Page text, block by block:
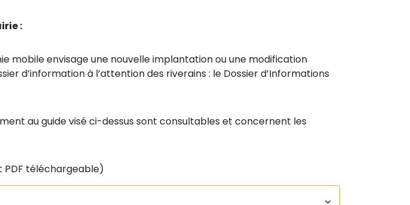
:
mobile envisage une nouvelle implantation ou une modification
d’information à l’attention des riverains : le Dossier d’Informations
au guide visé ci-dessus sont consultables et concernent les
PDF téléchargeable)